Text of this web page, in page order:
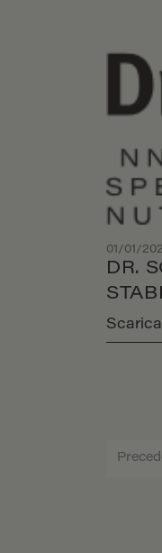
01/01/
DR.
Scarica